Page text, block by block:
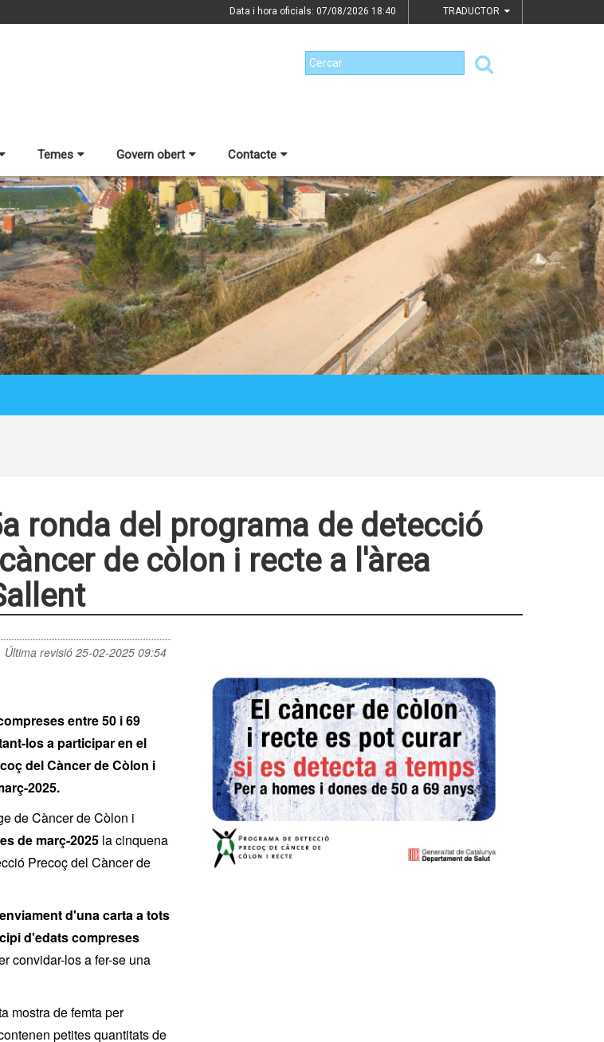
Data i hora oficials: 07/08/2026 18:40 TRADUCTOR
Temes Govern obert Contacte
ronda del programa de detecció
de còlon i recte a l'àrea
Última revisió 25-02-2025 09:54
entre 50 i 69
los a participar en el
del Càncer de Còlon i
2025.
de Càncer de Còlon i
de març-2025 la cinquena
Precoç del Càncer de
d'una carta a tots
d'edats compreses
convidar-los a fer-se una
mostra de femta per
petites quantitats de